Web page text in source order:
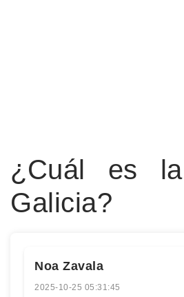
¿Cuál es
Galicia?
Noa Zavala
2025-10-25 05:31:45